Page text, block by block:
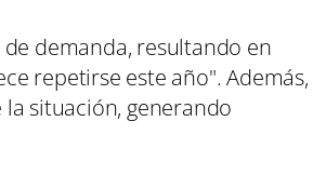
demanda, resultando en
repetirse este año". Además,
situación, generando